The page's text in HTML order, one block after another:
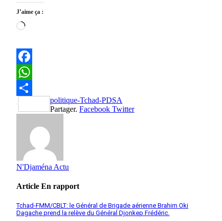
J’aime ça :
Chargement…
Facebook
WhatsApp
Partager
politique-Tchad-PDSA
Partager. Facebook Twitter
N'Djaména Actu
Article En rapport
Tchad-FMM/CBLT: le Général de Brigade aérienne Brahim Oki
Dagache prend la relève du Général Djonkep Frédéric.